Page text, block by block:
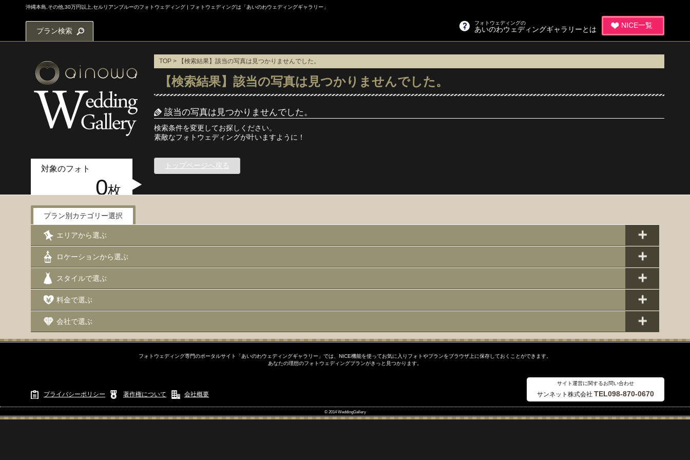
沖縄本島,その他,30万円以上,セルリアンブルーのフォトウェディング | フォトウェディングは「あいのわウェディングギャラリー」
NICE一覧
フォトウェディングの
あいのわウェディングギャラリーとは
プラン検索
対象のフォト
0枚
写真検索メニュー
エリアから選ぶ
沖縄本島
沖縄本島周辺離島
宮古島
TOP > 【検索結果】該当の写真は見つかりませんでした。
【検索結果】該当の写真は見つかりませんでした。
該当の写真は見つかりませんでした。
検索条件を変更してお探しください。
素敵なフォトウェディングが叶いますように！
トップページへ戻る
プラン別カテゴリー選択
エリアから選ぶ
ロケーションから選ぶ
スタイルで選ぶ
料金で選ぶ
会社で選ぶ
フォトウェディング専門のポータルサイト「あいのわウェディングギャラリー」では、NICE機能を使ってお気に入りフォトやプランをブラウザ上に保存しておくことができます。
あなたの理想のフォトウェディングプランがきっと見つかります。
プライバシーポリシー 著作権について 会社概要
サイト運営に関するお問い合わせ
サンネット株式会社 TEL098-870-0670
© 2014 WeddingGallery